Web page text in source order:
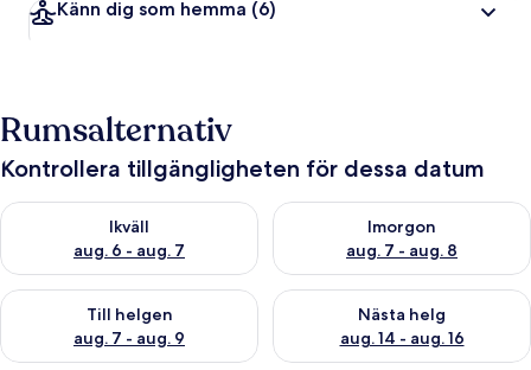
Känn dig som hemma (6)
Rumsalternativ
Kontrollera tillgängligheten för dessa datum
Ikväll
aug. 6 - aug. 7
Kontrollera tillgängligheten för ikväll aug. 6 - aug. 7
Imorgon
aug. 7 - aug. 8
Kontrollera tillgängligheten
Till helgen
aug. 7 - aug. 9
Kontrollera tillgängligheten för den här helgen aug. 7 - aug. 9
Nästa helg
aug. 14 - aug. 16
Kontrollera tillgängligheten